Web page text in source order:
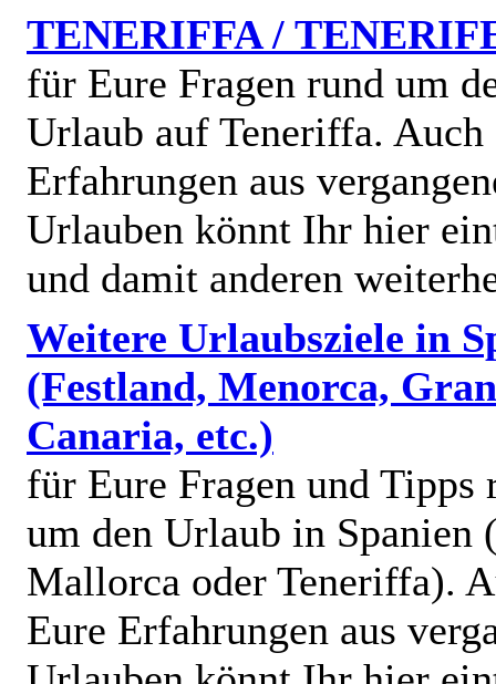
TENERIFFA /
für Eure Fragen rund um
Urlaub auf Teneriffa. Auch
Erfahrungen aus
Urlauben könnt Ihr hier
und damit anderen
Weitere Urlaubsziele in
(Festland, Menorca, Gran
Canaria, etc.)
für Eure Fragen und Tipps
um den Urlaub in Spanien
Mallorca oder Teneriffa).
Eure Erfahrungen aus